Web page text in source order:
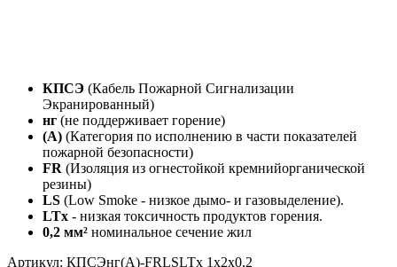
КПСЭ (Кабель Пожарной Сигнализации
Экранированный)
нг (не поддерживает горение)
(А) (Категория по исполнению в части показателей
пожарной безопасности)
FR (Изоляция из огнестойкой кремнийорганической
резины)
LS (Low Smoke - низкое дымо- и газовыделение).
LTx - низкая токсичность продуктов горения.
0,2 мм² номинальное сечение жил
Артикул: КПСЭнг(А)-FRLSLTx 1х2х0,2